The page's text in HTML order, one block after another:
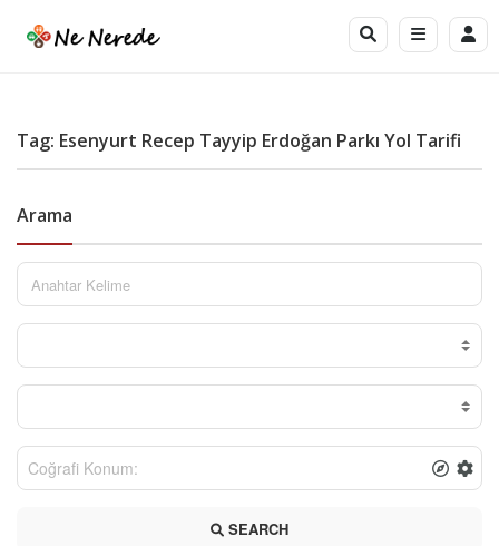
Tag: Esenyurt Recep Tayyip Erdoğan Parkı Yol Tarifi
Arama
SEARCH